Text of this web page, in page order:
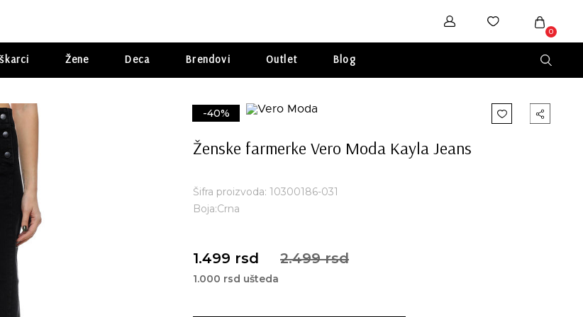
0
Žene Deca Brendovi Outlet Blog
-40%
Ženske farmerke Vero Moda Kayla Jeans
Šifra proizvoda: 10300186-031
Boja:Crna
1.499 rsd 2.499 rsd
1.000 rsd ušteda